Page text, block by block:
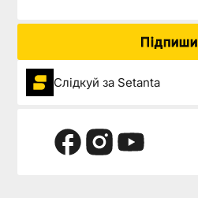
Слідкуй за Setanta